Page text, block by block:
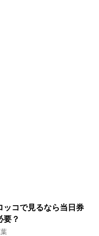
ッコで見るなら当日券
要？